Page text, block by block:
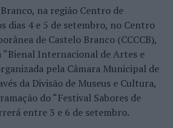
igualmente marcada pela maior
de sempre num torneio ATP
nacional. Nuno Borges, Jaime
Frederico Ferreira Silva, Tiago
integraram o quadro principal,
modo, da reorganização dos wild
diretas de alguns jogadores.
Tiago Torres e Jaime Faria
na região Centro de
dias 4 e 5 de setembro, no Centro
de Castelo Branco (CCCCB),
“Bienal Internacional de Artes e
pela Câmara Municipal de
da Divisão de Museus e Cultura,
do “Festival Sabores de
entre 3 e 6 de setembro.